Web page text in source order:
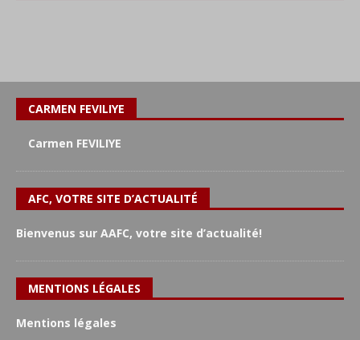
CARMEN FEVILIYE
Carmen FEVILIYE
AFC, VOTRE SITE D’ACTUALITÉ
Bienvenus sur AAFC, votre site d’actualité!
MENTIONS LÉGALES
Mentions légales